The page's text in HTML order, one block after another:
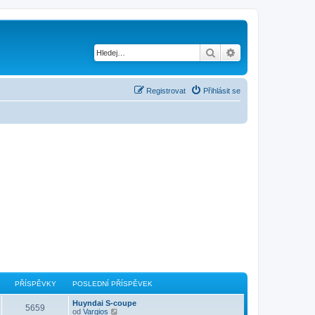
Hledat
Přihlásit se
Registrovat
PŘÍSPĚVKY POSLEDNÍ PŘÍSPĚVEK
5659
Huyndai S-coupe
od Vargios